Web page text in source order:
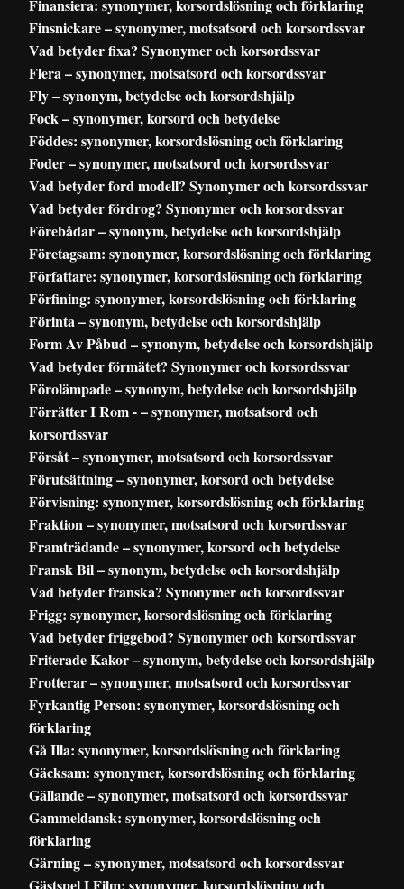
Finansiera: synonymer, korsordslösning och förklaring
Finsnickare – synonymer, motsatsord och korsordssvar
Vad betyder fixa? Synonymer och korsordssvar
Flera – synonymer, motsatsord och korsordssvar
Fly – synonym, betydelse och korsordshjälp
Fock – synonymer, korsord och betydelse
Föddes: synonymer, korsordslösning och förklaring
Foder – synonymer, motsatsord och korsordssvar
Vad betyder ford modell? Synonymer och korsordssvar
Vad betyder fördrog? Synonymer och korsordssvar
Förebådar – synonym, betydelse och korsordshjälp
Företagsam: synonymer, korsordslösning och förklaring
Författare: synonymer, korsordslösning och förklaring
Förfining: synonymer, korsordslösning och förklaring
Förinta – synonym, betydelse och korsordshjälp
Form Av Påbud – synonym, betydelse och korsordshjälp
Vad betyder förmätet? Synonymer och korsordssvar
Förolämpade – synonym, betydelse och korsordshjälp
Förrätter I Rom - – synonymer, motsatsord och
korsordssvar
Försåt – synonymer, motsatsord och korsordssvar
Förutsättning – synonymer, korsord och betydelse
Förvisning: synonymer, korsordslösning och förklaring
Fraktion – synonymer, motsatsord och korsordssvar
Framträdande – synonymer, korsord och betydelse
Fransk Bil – synonym, betydelse och korsordshjälp
Vad betyder franska? Synonymer och korsordssvar
Frigg: synonymer, korsordslösning och förklaring
Vad betyder friggebod? Synonymer och korsordssvar
Friterade Kakor – synonym, betydelse och korsordshjälp
Frotterar – synonymer, motsatsord och korsordssvar
Fyrkantig Person: synonymer, korsordslösning och
förklaring
Gå Illa: synonymer, korsordslösning och förklaring
Gäcksam: synonymer, korsordslösning och förklaring
Gällande – synonymer, motsatsord och korsordssvar
Gammeldansk: synonymer, korsordslösning och
förklaring
Gärning – synonymer, motsatsord och korsordssvar